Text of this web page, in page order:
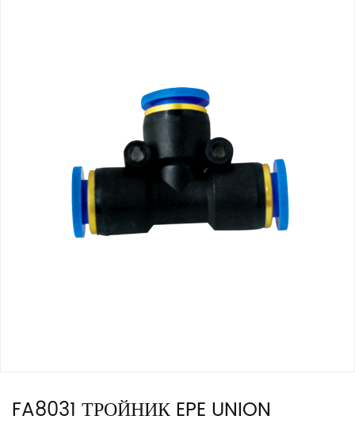
FA8031 ТРОЙНИК EPE UNION